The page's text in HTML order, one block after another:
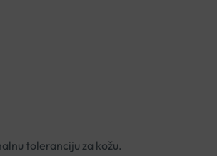
toleranciju za kožu.